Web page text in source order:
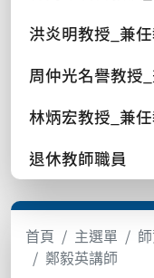
洪炎明教授_兼
周仲光名譽教授
林炳宏教授_兼
退休教師職員
首頁 主選單
鄭毅英講師